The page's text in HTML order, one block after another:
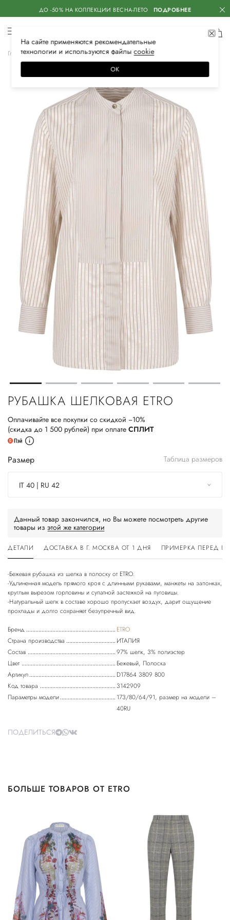
ДО -50% НА КОЛЛЕКЦИИ ВЕСНА-ЛЕТО ПОДРОБНЕЕ
Главная Женская Одежда Блузы и рубашки
РУБАШКА ШЕЛКОВАЯ ETRO
Оплачивайте все покупки со скидкой −10%
(скидка до 1 500 рублей) при оплате СПЛИТ
Размер Таблица размеров
IT 40 | RU 42
Данный товар закончился, но Вы можете посмотреть другие
товары из этой же категории
ДЕТАЛИ ДОСТАВКА В Г. МОСКВА ОТ 1 ДНЯ ПРИМЕРКА ПЕРЕД
-Бежевая рубашка из шелка в полоску от ETRO.
-Удлиненная модель прямого кроя с длинными рукавами, манжеты на запонках,
круглым вырезом горловины и супатной застежкой на пуговицы.
-Натуральный шелк в составе хорошо пропускает воздух, дарит ощущение
Бренд
ETRO
Страна производства
ИТАЛИЯ
Состав
97% шелк, 3% полиэстер
Цвет
Бежевый, Полоска
Артикул
D17864 3809 800
Код товара
3142909
Параметры модели
173/80/64/91, размер на модели –
40RU
ПОДЕЛИТЬСЯ
БОЛЬШЕ ТОВАРОВ ОТ ETRO
На сайте применяются рекомендательные
технологии и используются файлысооkiе
ОК